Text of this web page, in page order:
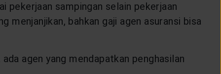
pekerjaan sampingan selain pekerjaan
menjanjikan, bahkan gaji agen asuransi bisa
agen yang mendapatkan penghasilan